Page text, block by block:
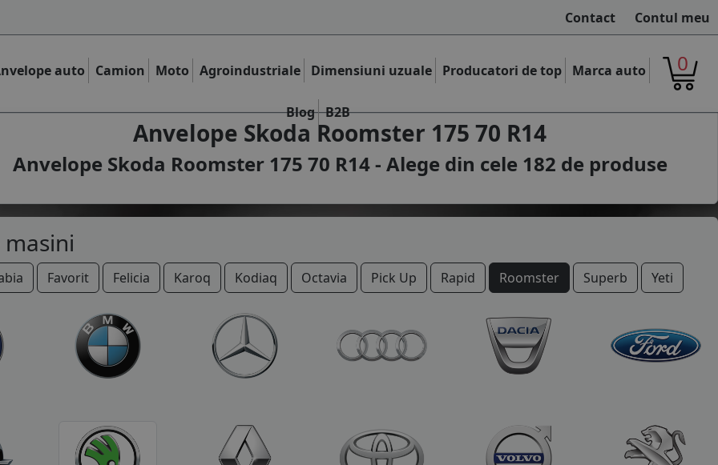
Contact Contul meu
auto Camion Moto Agroindustriale Dimensiuni uzuale Producatori de top Marca auto
Blog B2B
0
Anvelope Skoda Roomster 175 70 R14
Anvelope Skoda Roomster 175 70 R14 - Alege din cele 182 de produse
Favorit Felicia Karoq Kodiaq Octavia Pick Up Rapid Roomster Superb Yeti